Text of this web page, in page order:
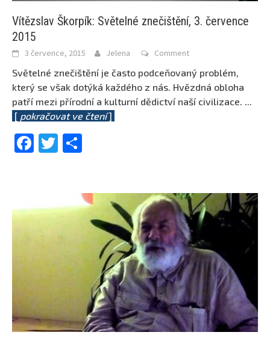
Vítězslav Škorpík: Světelné znečištění, 3. července
2015
3 července, 2015 Jelena Comment
Světelné znečištění je často podceňovaný problém,
který se však dotýká každého z nás. Hvězdná obloha
patří mezi přírodní a kulturní dědictví naší civilizace. ...
[ pokračovat ve čtení]
Facebook
Twitter